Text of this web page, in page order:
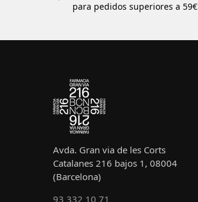
para pedidos superiores a 59€
Avda. Gran via de les Corts
Catalanes 216 bajos 1, 08004
(Barcelona)
93 332 10 71